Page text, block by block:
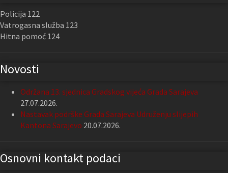
Policija 122
Vatrogasna služba 123
Hitna pomoć 124
Novosti
Održana 13. sjednica Gradskog vijeća Grada Sarajeva
27.07.2026.
Nastavak podrške Grada Sarajeva Udruženju slijepih
Kantona Sarajevo 20.07.2026.
Osnovni kontakt podaci